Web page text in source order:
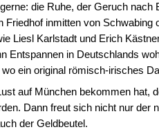
die Ruhe, der Geruch
Friedhof inmitten von
Liesl Karlstadt und Erich
Entspannen in Deutschlands
ein original römisch-irisches
auf München bekommen hat,
Dann freut sich nicht nur der
der Geldbeutel.